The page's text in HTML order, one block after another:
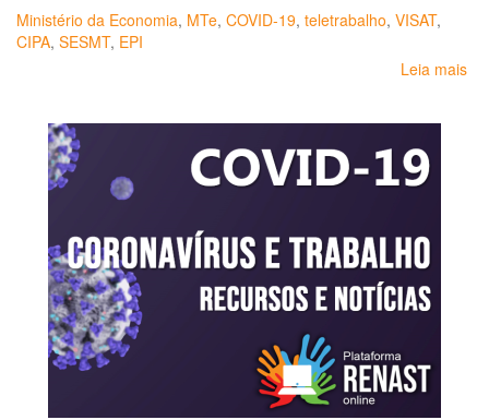
Ministério da Economia, MTe, COVID-19, teletrabalho, VISAT,
CIPA, SESMT, EPI
Leia mais